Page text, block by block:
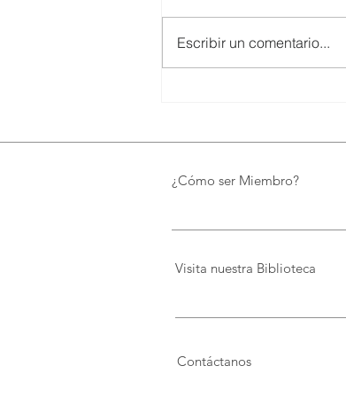
preserva el patrimonio y
Escribir un comentario...
¿Cómo ser Miembro?
Visita nuestra Biblioteca
Contáctanos